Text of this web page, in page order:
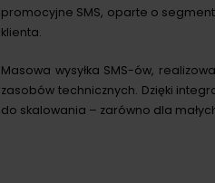
promocyjne SMS, oparte o
klienta.
Masowa wysyłka SMS-ów,
zasobów technicznych. Dzięki
do skalowania – zarówno dla